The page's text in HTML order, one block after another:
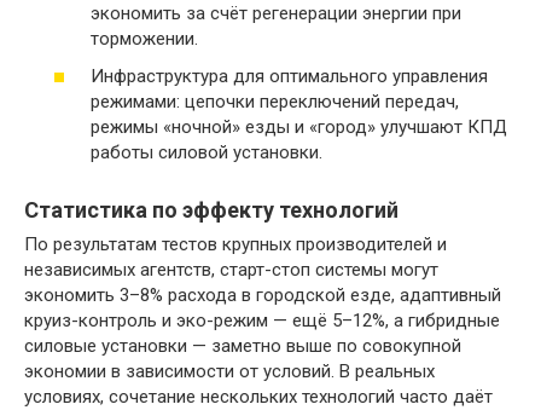
экономить за счёт регенерации энергии при
торможении.
Инфраструктура для оптимального управления
режимами: цепочки переключений передач,
режимы «ночной» езды и «город» улучшают КПД
работы силовой установки.
Статистика по эффекту технологий
По результатам тестов крупных производителей и
независимых агентств, старт-стоп системы могут
экономить 3–8% расхода в городской езде, адаптивный
круиз-контроль и эко-режим — ещё 5–12%, а гибридные
силовые установки — заметно выше по совокупной
экономии в зависимости от условий. В реальных
условиях, сочетание нескольких технологий часто даёт